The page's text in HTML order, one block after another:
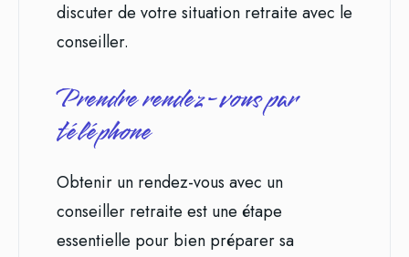
discuter de votre situation retraite avec le
conseiller.
Prendre rendez-vous par
téléphone
Obtenir un rendez-vous avec un
conseiller retraite est une étape
essentielle pour bien préparer sa